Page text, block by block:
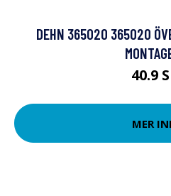
DEHN 365020 365020
40.9
MER